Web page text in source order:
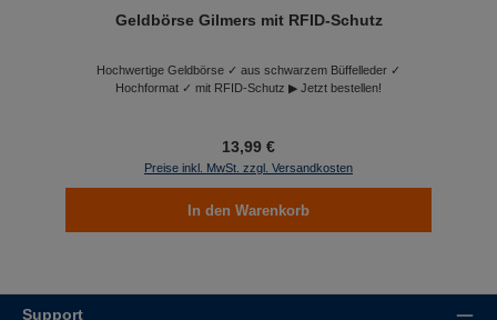
Geldbörse Gilmers mit RFID-Schutz
Hochwertige Geldbörse ✓ aus schwarzem Büffelleder ✓
Hochformat ✓ mit RFID-Schutz ▶ Jetzt bestellen!
13,99 €
Preise inkl. MwSt. zzgl. Versandkosten
In den Warenkorb
Support